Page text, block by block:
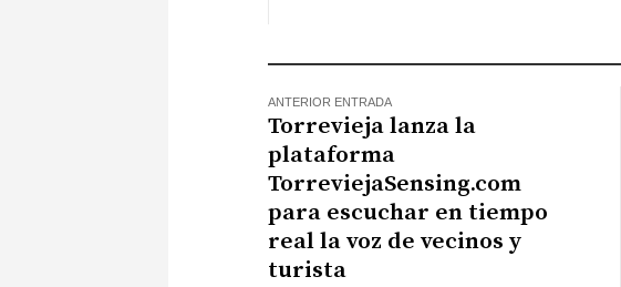
ANTERIOR ENTRADA
Torrevieja lanza la
plataforma
TorreviejaSensing.com
para escuchar en tiempo
real la voz de vecinos y
turista